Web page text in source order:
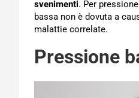
svenimenti. Per
bassa non è dovuta a
malattie correlate.
Pressione